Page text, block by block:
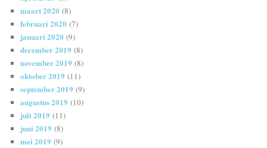
maart 2020 (8)
februari 2020 (7)
januari 2020 (9)
december 2019 (8)
november 2019 (8)
oktober 2019 (11)
september 2019 (9)
augustus 2019 (10)
juli 2019 (11)
juni 2019 (8)
mei 2019 (9)